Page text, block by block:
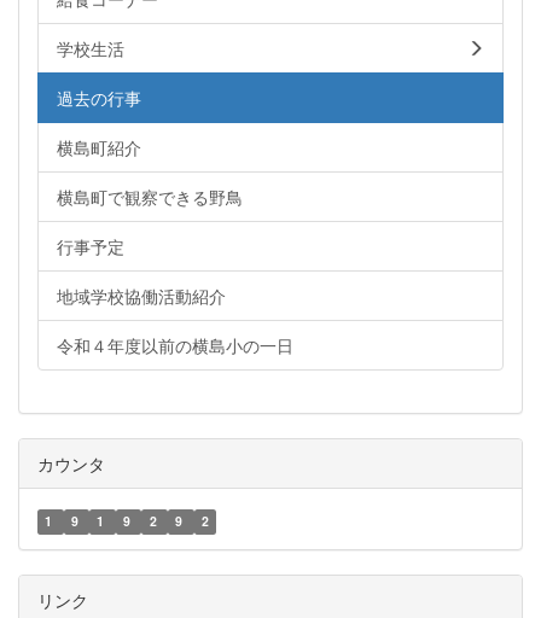
学校生活
過去の行事
横島町紹介
横島町で観察できる野鳥
行事予定
地域学校協働活動紹介
令和４年度以前の横島小の一日
カウンタ
1 9 1 9 2 9 2
リンク